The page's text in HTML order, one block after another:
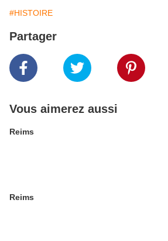
#HISTOIRE
Partager
Vous aimerez aussi
Reims
Reims